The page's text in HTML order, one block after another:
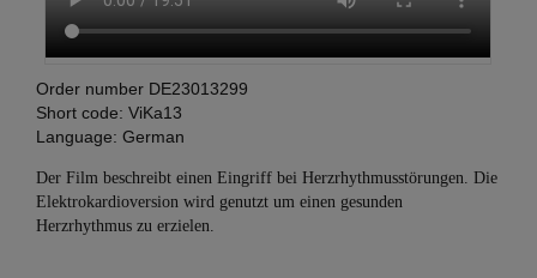
Order number DE23013299
Short code: ViKa13
Language: German
Der Film beschreibt einen Eingriff bei Herzrhythmusstörungen. Die
Elektrokardioversion wird genutzt um einen gesunden
Herzrhythmus zu erzielen.